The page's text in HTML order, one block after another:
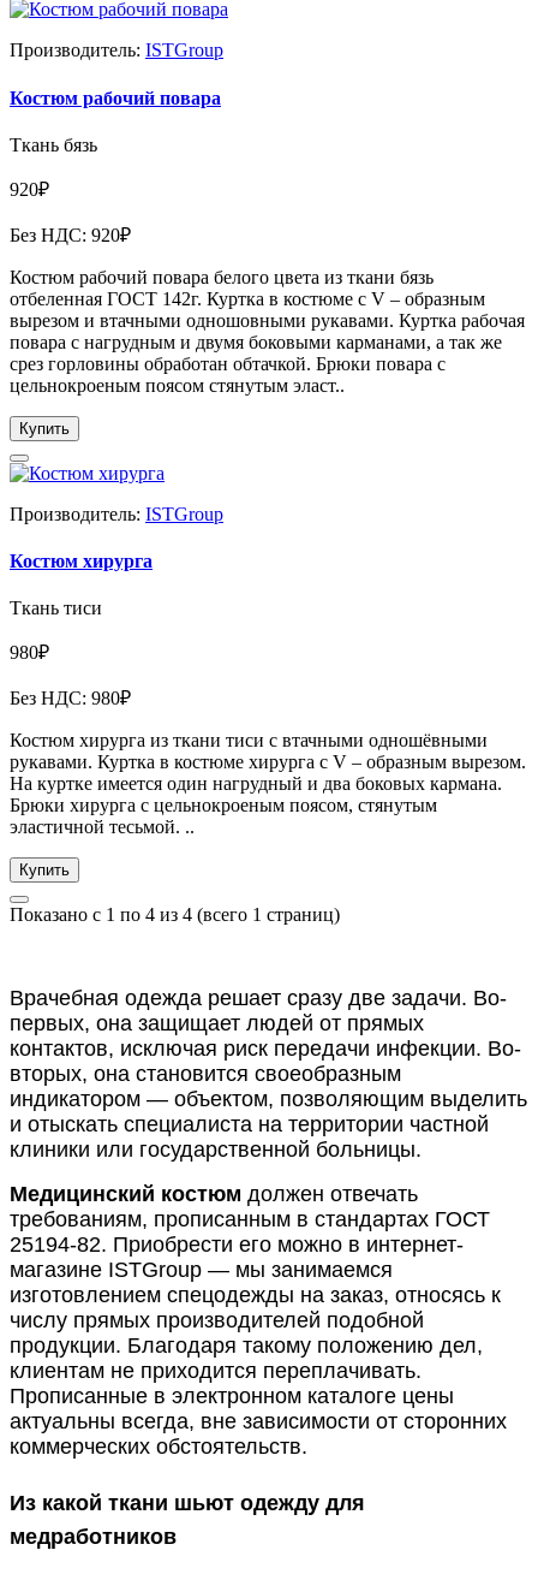
Производитель: ISTGroup
Костюм рабочий повара
Ткань бязь
920₽
Без НДС: 920₽
Костюм рабочий повара белого цвета из ткани бязь
отбеленная ГОСТ 142г. Куртка в костюме с V – образным
вырезом и втачными одношовными рукавами. Куртка рабочая
повара с нагрудным и двумя боковыми карманами, а так же
срез горловины обработан обтачкой. Брюки повара с
цельнокроеным поясом стянутым эласт..
Купить
Производитель: ISTGroup
Костюм хирурга
Ткань тиси
980₽
Без НДС: 980₽
Костюм хирурга из ткани тиси с втачными одношёвными
рукавами. Куртка в костюме хирурга с V – образным вырезом.
На куртке имеется один нагрудный и два боковых кармана.
Брюки хирурга с цельнокроеным поясом, стянутым
эластичной тесьмой. ..
Купить
Показано с 1 по 4 из 4 (всего 1 страниц)
Врачебная одежда решает сразу две задачи. Во-
первых, она защищает людей от прямых
контактов, исключая риск передачи инфекции. Во-
вторых, она становится своеобразным
индикатором — объектом, позволяющим выделить
и отыскать специалиста на территории частной
клиники или государственной больницы.
Медицинский костюм должен отвечать
требованиям, прописанным в стандартах ГОСТ
25194-82. Приобрести его можно в интернет-
магазине ISTGroup — мы занимаемся
изготовлением спецодежды на заказ, относясь к
числу прямых производителей подобной
продукции. Благодаря такому положению дел,
клиентам не приходится переплачивать.
Прописанные в электронном каталоге цены
актуальны всегда, вне зависимости от сторонних
коммерческих обстоятельств.
Из какой ткани шьют одежду для
медработников